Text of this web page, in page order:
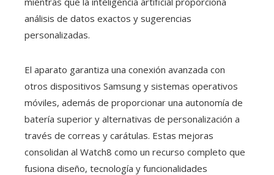
análisis de datos exactos y sugerencias
personalizadas.
El aparato garantiza una conexión avanzada con
otros dispositivos Samsung y sistemas operativos
móviles, además de proporcionar una autonomía de
batería superior y alternativas de personalización a
través de correas y carátulas. Estas mejoras
consolidan al Watch8 como un recurso completo que
fusiona diseño, tecnología y funcionalidades